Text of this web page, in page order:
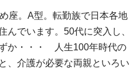
座。A型。転勤族で日本各地
んでいます。50代に突入し、
か・・・ 人生100年時代の
、介護が必要な両親といろい